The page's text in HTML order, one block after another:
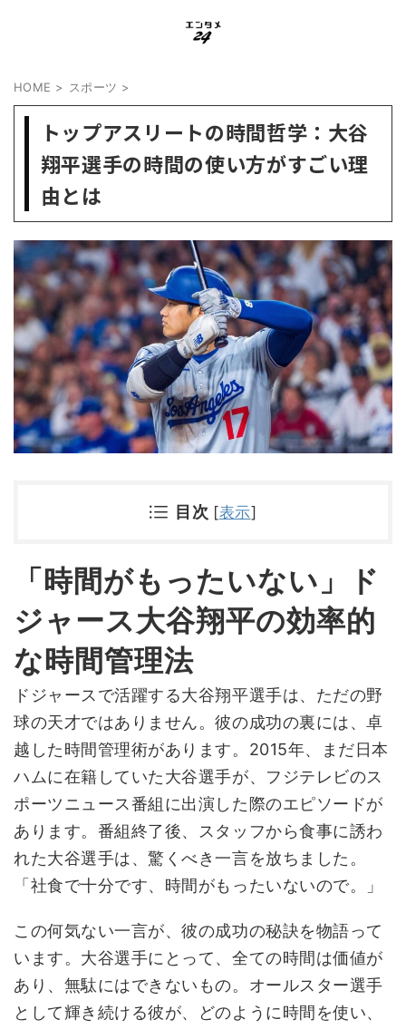
HOME > スポーツ >
トップアスリートの時間哲学：大谷
翔平選手の時間の使い方がすごい理
由とは
目次 [表示]
「時間がもったいない」ド
ジャース大谷翔平の効率的
な時間管理法
ドジャースで活躍する大谷翔平選手は、ただの野
球の天才ではありません。彼の成功の裏には、卓
越した時間管理術があります。2015年、まだ日本
ハムに在籍していた大谷選手が、フジテレビのス
ポーツニュース番組に出演した際のエピソードが
あります。番組終了後、スタッフから食事に誘わ
れた大谷選手は、驚くべき一言を放ちました。
「社食で十分です、時間がもったいないので。」
この何気ない一言が、彼の成功の秘訣を物語って
います。大谷選手にとって、全ての時間は価値が
あり、無駄にはできないもの。オールスター選手
として輝き続ける彼が、どのように時間を使い、